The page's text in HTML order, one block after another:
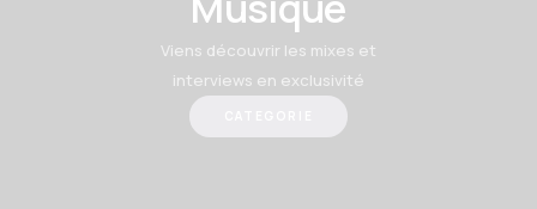
Viens découvrir les mixes et
interviews en exclusivité